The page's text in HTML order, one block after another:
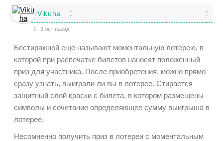
Vikuha
3 лет назад
Бестиражной еще называют моментальную лотерею, в
которой при распечатке билетов наносят положенный
приз для участника. После приобретения, можно прямо
сразу узнать, выиграли ли вы в лотерее. Стирается
защитный слой краски с билета, в котором размещены
символы и сочетание определяющее сумму выигрыша в
лотерее.
Несомненно получить приз в лотереи с моментальным